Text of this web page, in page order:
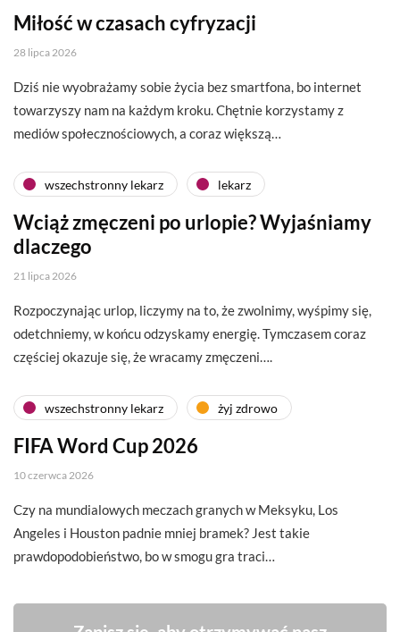
Miłość w czasach cyfryzacji
28 lipca 2026
Dziś nie wyobrażamy sobie życia bez smartfona, bo internet
towarzyszy nam na każdym kroku. Chętnie korzystamy z
mediów społecznościowych, a coraz większą…
wszechstronny lekarz lekarz
Wciąż zmęczeni po urlopie? Wyjaśniamy
dlaczego
21 lipca 2026
Rozpoczynając urlop, liczymy na to, że zwolnimy, wyśpimy się,
odetchniemy, w końcu odzyskamy energię. Tymczasem coraz
częściej okazuje się, że wracamy zmęczeni….
wszechstronny lekarz żyj zdrowo
FIFA Word Cup 2026
10 czerwca 2026
Czy na mundialowych meczach granych w Meksyku, Los
Angeles i Houston padnie mniej bramek? Jest takie
prawdopodobieństwo, bo w smogu gra traci…